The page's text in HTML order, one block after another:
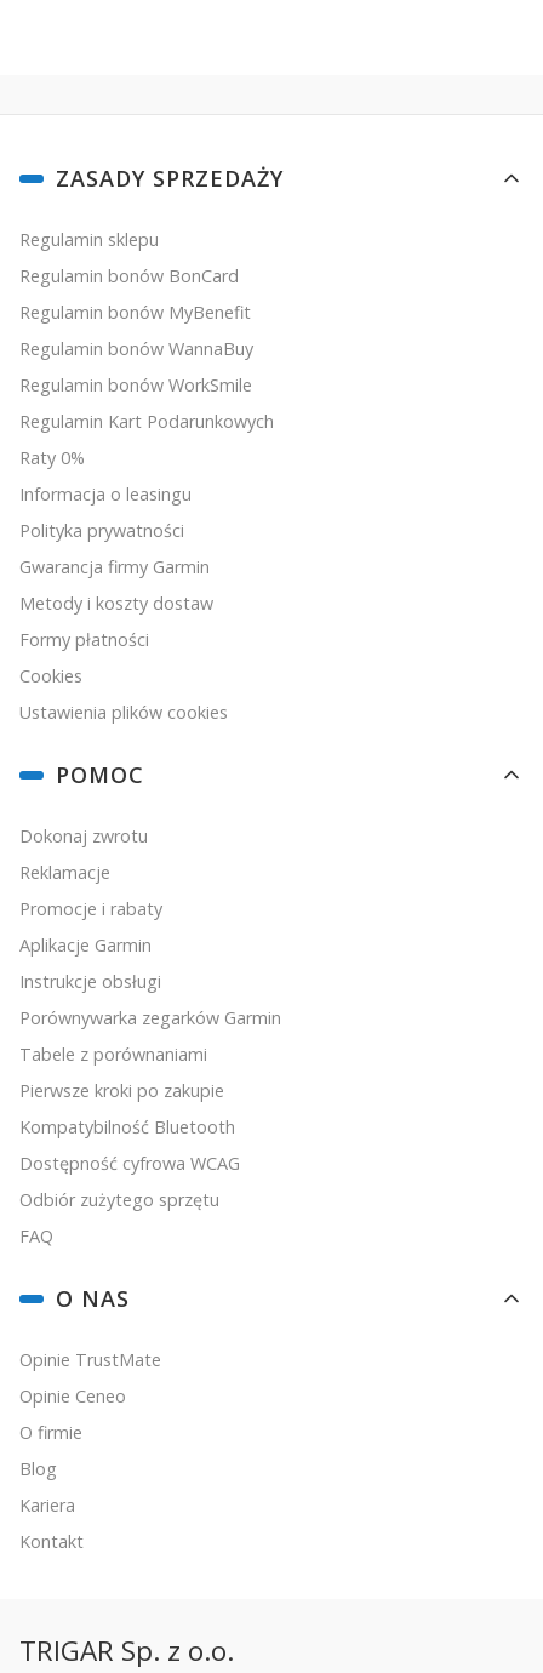
Linki w stopce
ZASADY SPRZEDAŻY
Regulamin sklepu
Regulamin bonów BonCard
Regulamin bonów MyBenefit
Regulamin bonów WannaBuy
Regulamin bonów WorkSmile
Regulamin Kart Podarunkowych
Raty 0%
Informacja o leasingu
Polityka prywatności
Gwarancja firmy Garmin
Metody i koszty dostaw
Formy płatności
Cookies
Ustawienia plików cookies
POMOC
Dokonaj zwrotu
Reklamacje
Promocje i rabaty
Aplikacje Garmin
Instrukcje obsługi
Porównywarka zegarków Garmin
Tabele z porównaniami
Pierwsze kroki po zakupie
Kompatybilność Bluetooth
Dostępność cyfrowa WCAG
Odbiór zużytego sprzętu
FAQ
O NAS
Opinie TrustMate
Opinie Ceneo
O firmie
Blog
Kariera
Kontakt
TRIGAR Sp. z o.o.